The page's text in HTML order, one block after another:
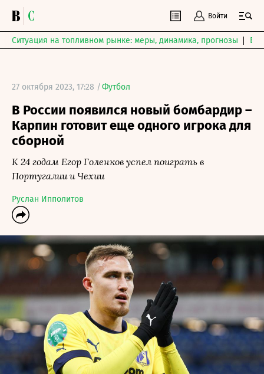
Войти
Ситуация на топливном рынке: меры, динамика, прогнозы
27 октября 2023, 17:28 /Футбол
В России появился новый бомбардир –
Карпин готовит еще одного игрока для
сборной
К 24 годам Егор Голенков успел поиграть в
Португалии и Чехии
Руслан Ипполитов